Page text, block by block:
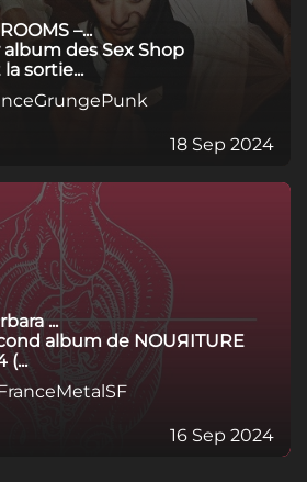
–...
des Sex Shop
sortie...
GrungePunk
18 Sep 2024
...
album de NOUЯITURE
(...
MetalSF
16 Sep 2024